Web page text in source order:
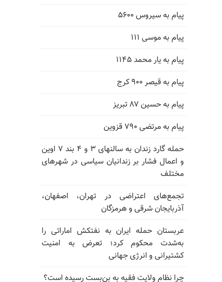
پیام به سیروس ۵۶۰۰
پیام به موسی ۱۱۱
پیام به یار محمد ۱۱۴۵
پیام به قیصر ۹۰۰ کرج
پیام به حسین ۸۷ تبریز
پیام به مرتضی ۷۹۰ قزوین
حمله گارد زندان به سالنهای ۳ و ۴ بند ۷ اوین
و اعمال فشار بر زندانیان سیاسی در شهرهای
مختلف
تجمع‌های اعتراضی در تهران، اصفهان،
آذربایجان شرقی و هرمزگان
عربستان حمله ایران به نفتکش اماراتی را
به‌شدت محکوم کرد؛ تعرض به امنیت
کشتیرانی و انرژی جهانی
چرا نظام ولایت فقیه به بن‌بست رسیده است؟